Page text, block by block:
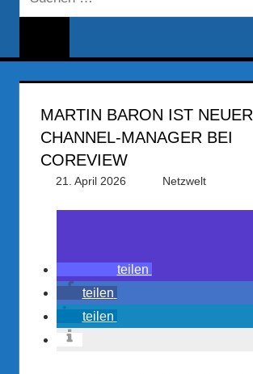
nach:
MARTIN BARON IST NEUER
CHANNEL-MANAGER BEI
COREVIEW
21. April 2026 PRGateway
Netzwelt
teilen
teilen
teilen